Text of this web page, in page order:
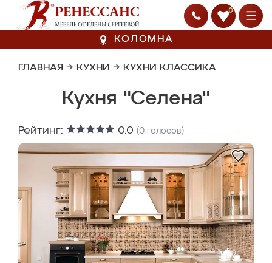
0
КОЛОМНА
ГЛАВНАЯ → КУХНИ → КУХНИ КЛАССИКА
Кухня "Селена"
Рейтинг: 0.0 (0 голосов)